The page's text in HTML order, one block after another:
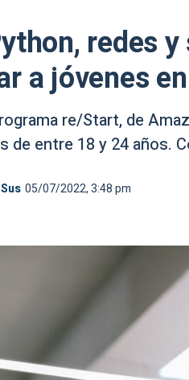
redes
a jóvenes
re/Start, de
de entre 18 y 24 años.
05/07/2022, 3:48 pm